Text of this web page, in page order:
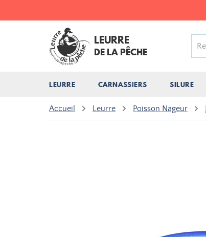
LEURRE
DE LA PÊCHE
LEURRE CARNASSIERS SILURE
Accueil Leurre Poisson Nageur